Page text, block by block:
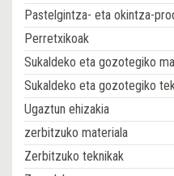
Pastelgintza- eta okintza-
Perretxikoak
Sukaldeko eta gozotegiko
Sukaldeko eta gozotegiko
Ugaztun ehizakia
zerbitzuko materiala
Zerbitzuko teknikak